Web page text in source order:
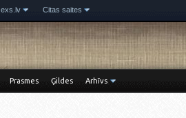
Citas saites
Prasmes Ģildes Arhīvs